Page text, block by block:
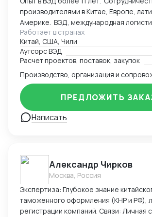
участия в выставках «под ключ» (от
оформления стенда). Почему выбирают нас: *
Прямое присутствие: Работаем без
внутри Китая. * Безопасность: Проверка
контрагентов и контроль качества на
Экономия времени: Берем на себя всю
производителями в Китае, Европе, латинской
Америке. ВЭД, международная
Консалтинг. Закупки: оборудование,
товары народного потребления.
производств, логистика и платежи.
Работает в странах
Китай, США, Чили
Аутсорс ВЭД
Расчет проектов, поставок, закупок
Написать
ПРЕДЛОЖИТЬ
Александр Чирков
Москва, Россия
Экспертиза: Глубокое знание
таможенного оформления (КНР и РФ),
регистрации компаний. Связи: Личная